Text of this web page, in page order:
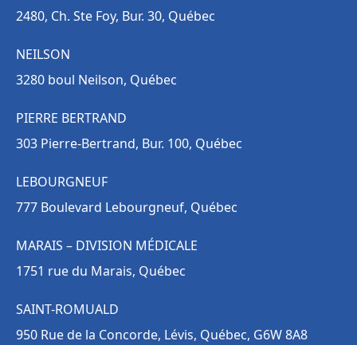
2480, Ch. Ste Foy, Bur. 30, Québec
NEILSON
3280 boul Neilson, Québec
PIERRE BERTRAND
303 Pierre-Bertrand, Bur. 100, Québec
LEBOURGNEUF
777 Boulevard Lebourgneuf, Québec
MARAIS – DIVISION MÉDICALE
1751 rue du Marais, Québec
SAINT-ROMUALD
950 Rue de la Concorde, Lévis, Québec, G6W 8A8